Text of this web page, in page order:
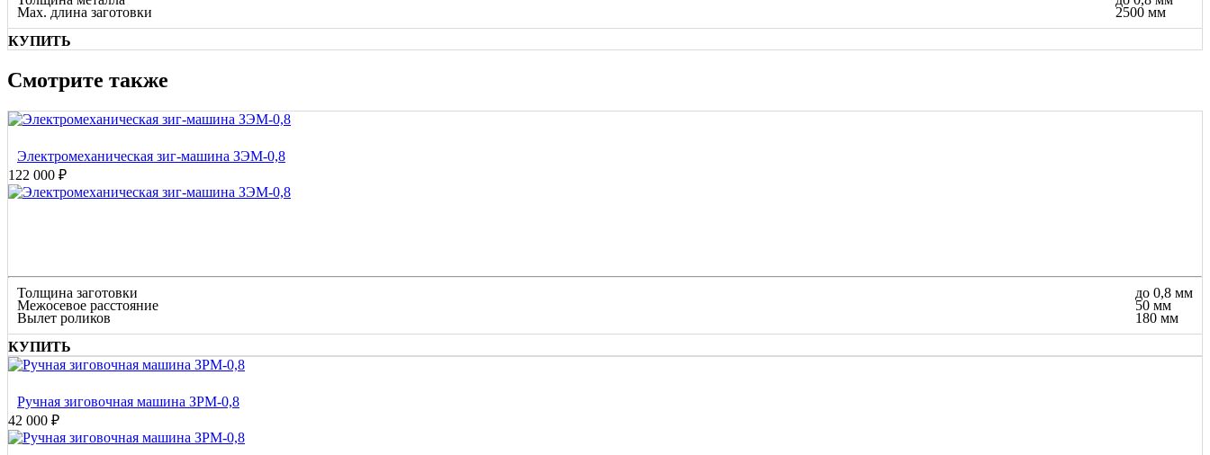
Max. длина заготовки
2500 мм
КУПИТЬ
Смотрите также
Электромеханическая зиг-машина ЗЭМ-0,8
122 000 ₽
Толщина заготовки
Межосевое расстояние
Вылет роликов
до 0,8 мм
50 мм
180 мм
КУПИТЬ
Ручная зиговочная машина ЗРМ-0,8
42 000 ₽